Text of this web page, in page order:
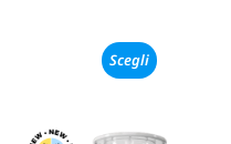
Scegli